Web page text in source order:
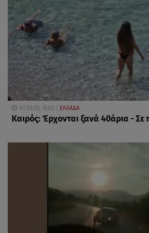
07.08.26, 16:03 ΕΛΛΑΔΑ
Καιρός: Έρχονται ξανά 40άρια - Σε